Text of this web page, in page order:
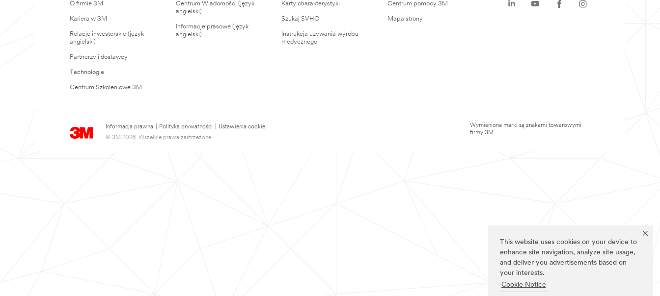
This website uses cookies on your device to
enhance site navigation, analyze site usage,
and deliver you advertisements based on
your interests.
Cookie Notice
O firmie 3M
Kariera w 3M
Relacje inwestorskie (język
angielski)
Partnerzy i dostawcy
Technologie
Centrum Szkoleniowe 3M
Centrum Wiadomości (język
angielski)
Informacje prasowe (język
angielski)
Karty charakterystyki
Szukaj SVHC
Instrukcja używania wyrobu
medycznego
Centrum pomocy 3M
Mapa strony
Informacja prawna Polityka prywatności
Ustawienia cookie
© 3M 2026. Wszelkie prawa zastrzeżone.
Wymienione marki są znakami towarowymi
firmy 3M.